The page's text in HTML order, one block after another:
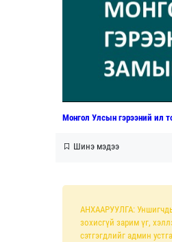
Монгол Улсын гэрээний ил
Шинэ мэдээ
АНХААРУУЛГА:
зохисгүй зарим үг,
сэтгэгдлийг админ